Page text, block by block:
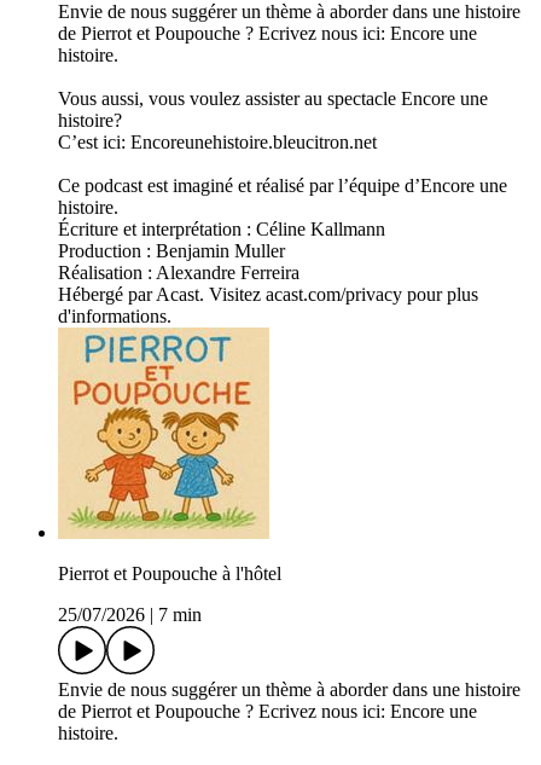
Envie de nous suggérer un thème à aborder dans une histoire
de Pierrot et Poupouche ? Ecrivez nous ici: Encore une
histoire.
Vous aussi, vous voulez assister au spectacle Encore une
histoire?
C’est ici: Encoreunehistoire.bleucitron.net
Ce podcast est imaginé et réalisé par l’équipe d’Encore une
histoire.
Écriture et interprétation : Céline Kallmann
Production : Benjamin Muller
Réalisation : Alexandre Ferreira
Hébergé par Acast. Visitez acast.com/privacy pour plus
d'informations.
Pierrot et Poupouche à l'hôtel
25/07/2026
7 min
Envie de nous suggérer un thème à aborder dans une histoire
de Pierrot et Poupouche ? Ecrivez nous ici: Encore une
histoire.